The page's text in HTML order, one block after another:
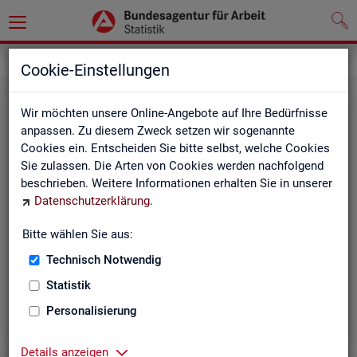
Cookie-Einstellungen
Wir möchten unsere Online-Angebote auf Ihre Bedürfnisse
anpassen. Zu diesem Zweck setzen wir sogenannte
Cookies ein. Entscheiden Sie bitte selbst, welche Cookies
Sie zulassen. Die Arten von Cookies werden nachfolgend
beschrieben. Weitere Informationen erhalten Sie in unserer
Datenschutzerklärung.
Bitte wählen Sie aus:
Technisch Notwendig
Statistik
Personalisierung
Details anzeigen
Hier stehen unsere Basisgrundlagen:
Kurzinformationen, Glossar, Kennzahlensteckbriefe,